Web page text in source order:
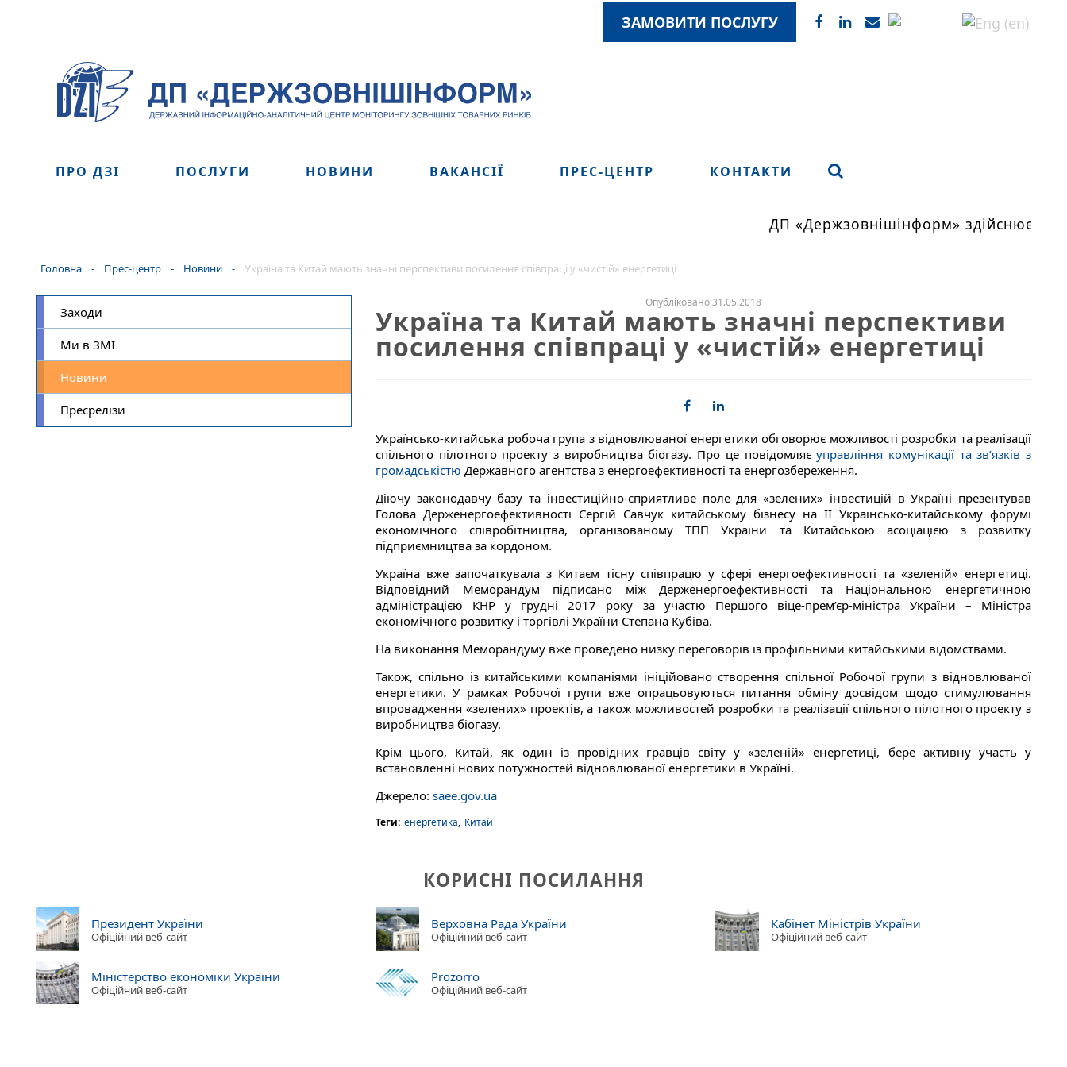
ЗАМОВИТИ ПОСЛУГУ
ПРО ДЗІ ПОСЛУГИ НОВИНИ ВАКАНСІЇ ПРЕС-ЦЕНТР КОНТАКТИ
ДП «Держзовнішінформ» здійснює
Головна - Прес-центр - Новини - Україна та Китай мають значні перспективи посилення співпраці у «чистій» енергетиці
Заходи
Ми в ЗМІ
Новини
Пресрелізи
Опубліковано 31.05.2018
Україна та Китай мають значні перспективи
посилення співпраці у «чистій» енергетиці
Українсько-китайська робоча група з відновлюваної енергетики обговорює можливості розробки та реалізації
спільного пілотного проекту з виробництва біогазу. Про це повідомляєуправління комунікації та зв’язків з
громадськістю Державного агентства з енергоефективності та енергозбереження.
Діючу законодавчу базу та інвестиційно-сприятливе поле для «зелених» інвестицій в Україні презентував
Голова Держенергоефективності Сергій Савчук китайському бізнесу на II Українсько-китайському форумі
економічного співробітництва, організованому ТПП України та Китайською асоціацією з розвитку
підприємництва за кордоном.
Україна вже започаткувала з Китаєм тісну співпрацю у сфері енергоефективності та «зеленій» енергетиці.
Відповідний Меморандум підписано між Держенергоефективності та Національною енергетичною
адміністрацією КНР у грудні 2017 року за участю Першого віце-прем’єр-міністра України – Міністра
економічного розвитку і торгівлі України Степана Кубіва.
На виконання Меморандуму вже проведено низку переговорів із профільними китайськими відомствами.
Також, спільно із китайськими компаніями ініційовано створення спільної Робочої групи з відновлюваної
енергетики. У рамках Робочої групи вже опрацьовуються питання обміну досвідом щодо стимулювання
впровадження «зелених» проектів, а також можливостей розробки та реалізації спільного пілотного проекту з
виробництва біогазу.
Крім цього, Китай, як один із провідних гравців світу у «зеленій» енергетиці, бере активну участь у
встановленні нових потужностей відновлюваної енергетики в Україні.
Джерело: saee.gov.ua
Теги: енергетика, Китай
КОРИСНІ ПОСИЛАННЯ
Президент України
Офіційний веб-сайт
Верховна Рада України
Офіційний веб-сайт
Кабінет Міністрів України
Офіційний веб-сайт
Міністерство економіки України
Офіційний веб-сайт
Prozorro
Офіційний веб-сайт